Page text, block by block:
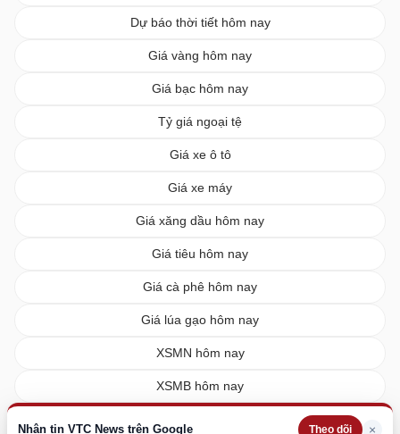
Nhận tin VTC News trên Google Theo dõi ×
Dự báo thời tiết hôm nay
Giá vàng hôm nay
Giá bạc hôm nay
Tỷ giá ngoại tệ
Giá xe ô tô
Giá xe máy
Giá xăng dầu hôm nay
Giá tiêu hôm nay
Giá cà phê hôm nay
Giá lúa gạo hôm nay
XSMN hôm nay
XSMB hôm nay